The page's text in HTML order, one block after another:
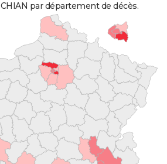
par département de décès.